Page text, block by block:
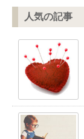
人気の記事